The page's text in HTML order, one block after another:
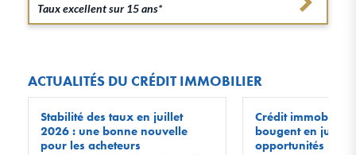
Taux excellent sur 15 ans*
ACTUALITÉS DU CRÉDIT IMMOBILIER
Stabilité des taux en juillet
2026 : une bonne nouvelle
pour les acheteurs
Crédit immobilier
bougent en juin
opportunités !